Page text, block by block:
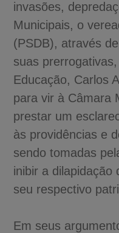
invasões,
Municipais, o
(PSDB), através
suas
Educação, Carlos
para vir à Câmara
prestar um
às providências e
sendo tomadas
inibir a dilapidação
seu respectivo
Em seus